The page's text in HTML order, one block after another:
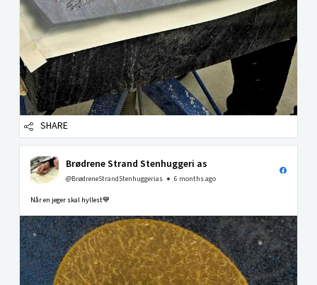
SHARE
Brødrene Strand Stenhuggeri as
@BrødreneStrandStenhuggerias 6 months ago
Når en jeger skal hyllest💙